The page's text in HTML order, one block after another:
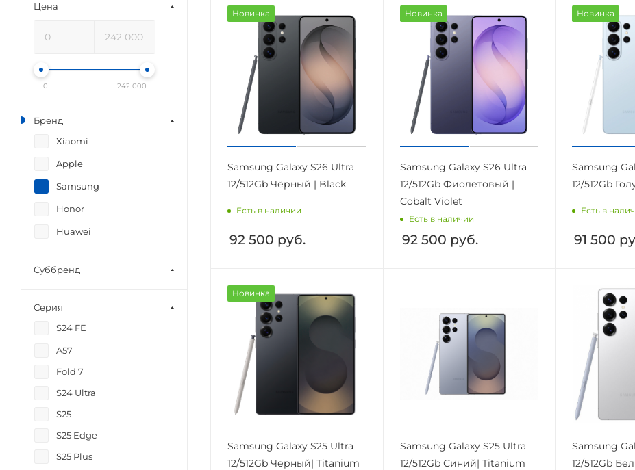
Новинка
Samsung Galaxy S26 Ultra
12/512Gb Чёрный | Black
Есть в наличии
92 500 руб.
Новинка
Samsung Galaxy S26 Ultra
12/512Gb Фиолетовый |
Cobalt Violet
Есть в наличии
92 500 руб.
Новинка
Samsung
12/512Gb
Есть в
91 500
Новинка
Samsung Galaxy S25 Ultra
12/512Gb Черный| Titanium
Samsung Galaxy S25 Ultra
12/512Gb Синий| Titanium
Samsung
12/512Gb
Цена
0 242 000
Бренд
Xiaomi
Apple
Samsung
Honor
Huawei
Суббренд
Серия
S24 FE
A57
Fold 7
S24 Ultra
S25
S25 Edge
S25 Plus